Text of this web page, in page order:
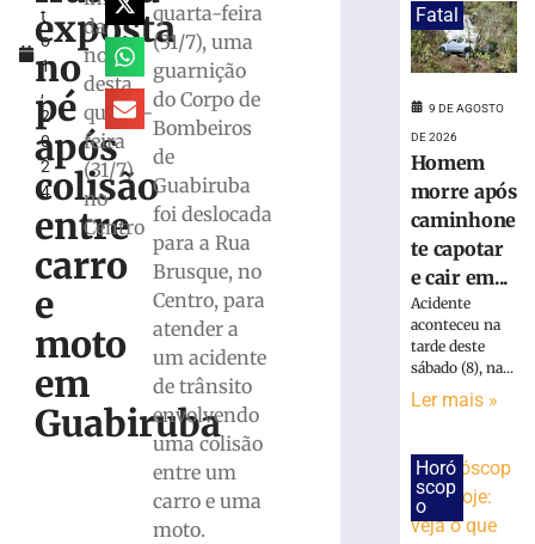
t
o
1
,
2
0
2
4
exposta
no
pé
após
colisão
entre
carro
e
moto
em
Guabiruba
da
noite
desta
quarta-
feira
(31/7)
no
Centro
quarta-feira
(31/7), uma
guarnição
do Corpo de
Bombeiros
de
Guabiruba
foi deslocada
para a Rua
Brusque, no
Centro, para
atender a
um acidente
de trânsito
envolvendo
uma colisão
entre um
carro e uma
moto.
capotar
d’água
Joaquim
agosto
mais
Vazamento
Fatal
9 DE AGOSTO
DE 2026
Homem
morre após
caminhone
te capotar
e cair em...
Acidente
aconteceu na
tarde deste
sábado (8), na...
Ler mais »
Horó
scop
o